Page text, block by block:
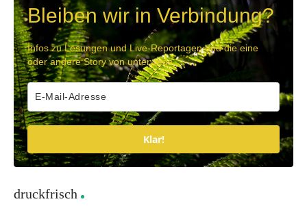
Bleiben wir in Verbindung?
Infos zu Lesungen und Live-Reportagen und die eine
oder andere Story von unterwegs.
Klar!
druckfrisch